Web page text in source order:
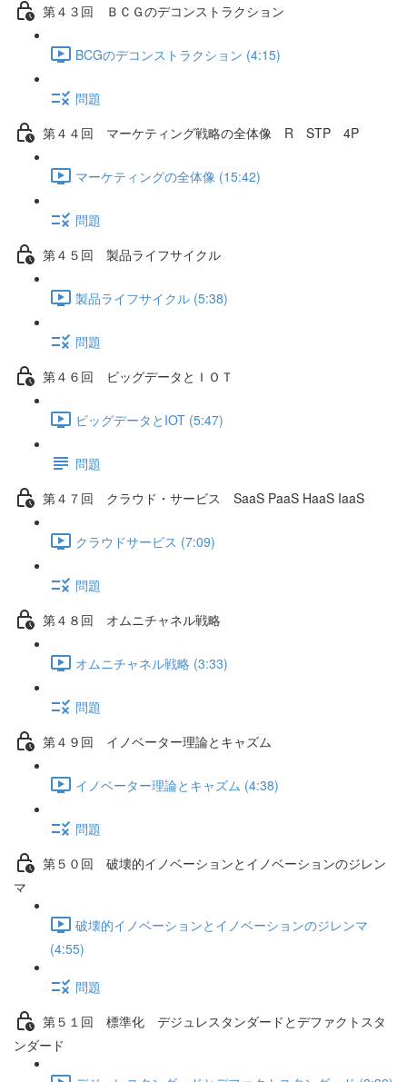
第４３回 ＢＣＧのデコンストラクション
BCGのデコンストラクション (4:15)
問題
第４４回 マーケティング戦略の全体像 R STP 4P
マーケティングの全体像 (15:42)
問題
第４５回 製品ライフサイクル
製品ライフサイクル (5:38)
問題
第４６回 ビッグデータとＩＯＴ
ビッグデータとIOT (5:47)
問題
第４７回 クラウド・サービス SaaS PaaS HaaS IaaS
クラウドサービス (7:09)
問題
第４８回 オムニチャネル戦略
オムニチャネル戦略 (3:33)
問題
第４９回 イノベーター理論とキャズム
イノベーター理論とキャズム (4:38)
問題
第５０回 破壊的イノベーションとイノベーションのジレン
マ
破壊的イノベーションとイノベーションのジレンマ
(4:55)
問題
第５１回 標準化 デジュレスタンダードとデファクトスタ
ンダード